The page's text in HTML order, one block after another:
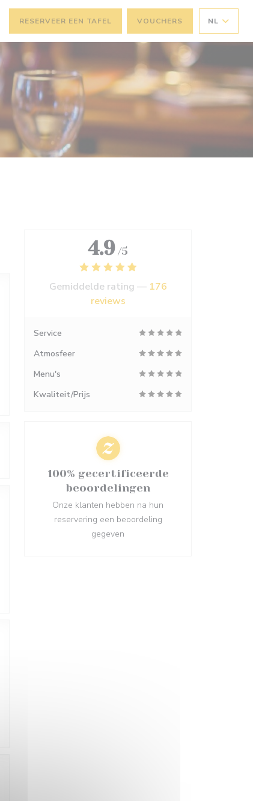
RESERVEER EEN TAFEL VOUCHERS NL
4.9 /5
Gemiddelde rating — 176
reviews
Service
Atmosfeer
Menu's
Kwaliteit/Prijs
100% gecertificeerde
beoordelingen
Onze klanten hebben na hun
reservering een beoordeling
gegeven